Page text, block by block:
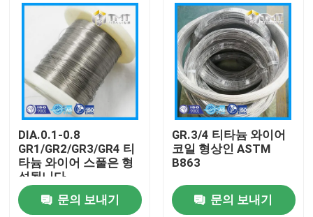
제품 소개
동영상
회사 소개
공장 투어
DIA.0.1-0.8
GR1/GR2/GR3/GR4 티
타늄 와이어 스풀은 형
성됩니다
문의 보내기
GR.3/4 티타늄 와이어
코일 형상인 ASTM
B863
문의 보내기